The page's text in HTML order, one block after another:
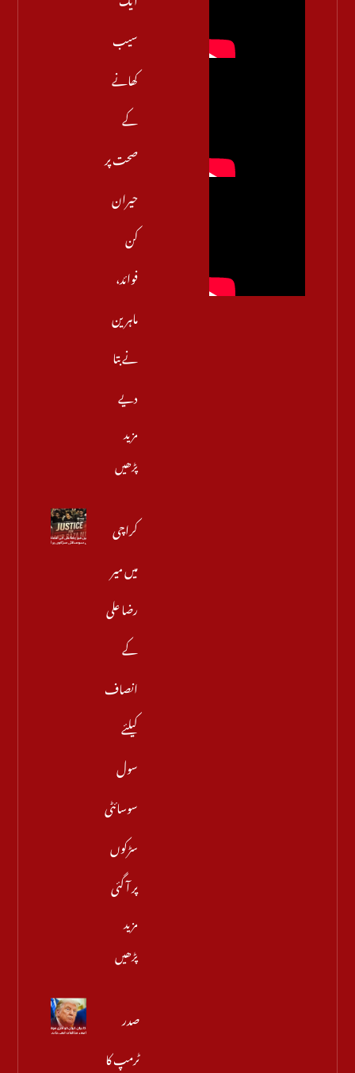
سیب
کھانے
کے
صحت پر
حیران
کن
فوائد،
ماہرین
نے بتا
دیے
مزید
پڑھیں
کراچی
میں میر
رضا علی
کے
انصاف
کیلئے
سول
سوسائٹی
سڑکوں
پر آ گئی
مزید
پڑھیں
صدر
ٹرمپ کا